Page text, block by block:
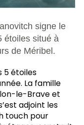
signe le
étoiles situé à
de Méribel.
5 étoiles
La famille
le-Brave et
adjoint les
touch pour